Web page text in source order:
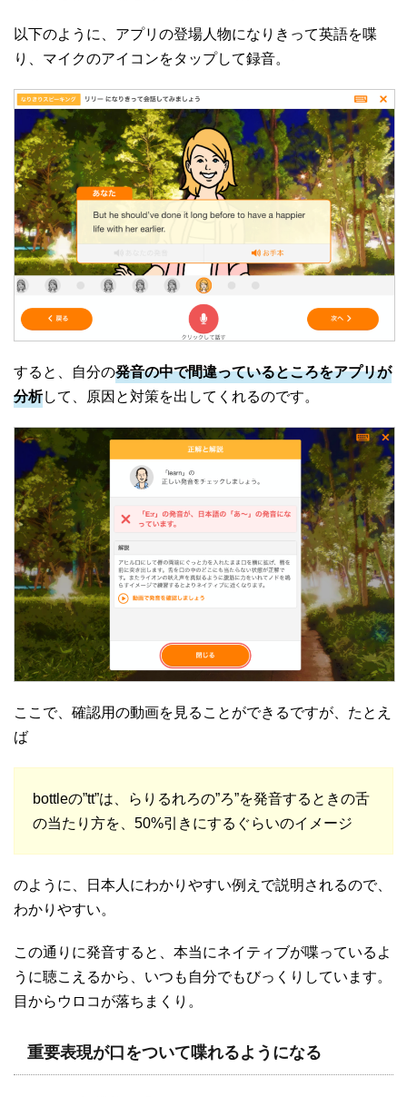
以下のように、アプリの登場人物になりきって英語を喋
り、マイクのアイコンをタップして録音。
すると、自分の発音の中で間違っているところをアプリが
分析して、原因と対策を出してくれるのです。
ここで、確認用の動画を見ることができるですが、たとえ
ば
bottleの”tt”は、らりるれろの”ろ”を発音するときの舌
の当たり方を、50%引きにするぐらいのイメージ
のように、日本人にわかりやすい例えで説明されるので、
わかりやすい。
この通りに発音すると、本当にネイティブが喋っているよ
うに聴こえるから、いつも自分でもびっくりしています。
目からウロコが落ちまくり。
重要表現が口をついて喋れるようになる